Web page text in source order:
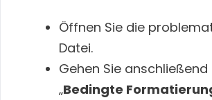
Öffnen Sie die
Datei.
Gehen Sie anschließend
„Bedingte